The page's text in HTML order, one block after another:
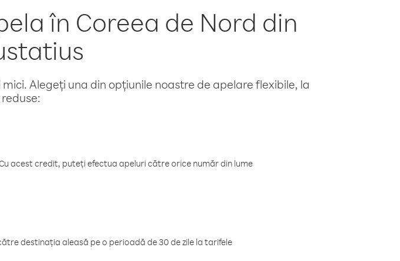
în Coreea de Nord din
Alegeți una din opțiunile noastre de apelare flexibile, la
acest credit, puteți efectua apeluri către orice număr din lume
destinația aleasă pe o perioadă de 30 de zile la tarifele